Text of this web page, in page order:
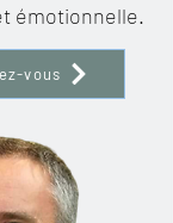
émotionnelle.
vous